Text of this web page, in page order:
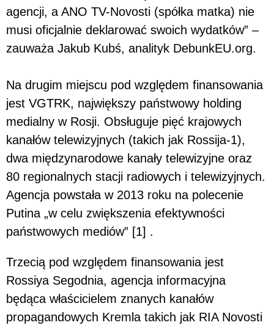
agencji, a ANO TV-Novosti (spółka matka) nie
musi oficjalnie deklarować swoich wydatków” –
zauważa Jakub Kubś, analityk DebunkEU.org.
Na drugim miejscu pod względem finansowania
jest VGTRK, największy państwowy holding
medialny w Rosji. Obsługuje pięć krajowych
kanałów telewizyjnych (takich jak Rossija-1),
dwa międzynarodowe kanały telewizyjne oraz
80 regionalnych stacji radiowych i telewizyjnych.
Agencja powstała w 2013 roku na polecenie
Putina „w celu zwiększenia efektywności
państwowych mediów” [1] .
Trzecią pod względem finansowania jest
Rossiya Segodnia, agencja informacyjna
będąca właścicielem znanych kanałów
propagandowych Kremla takich jak RIA Novosti